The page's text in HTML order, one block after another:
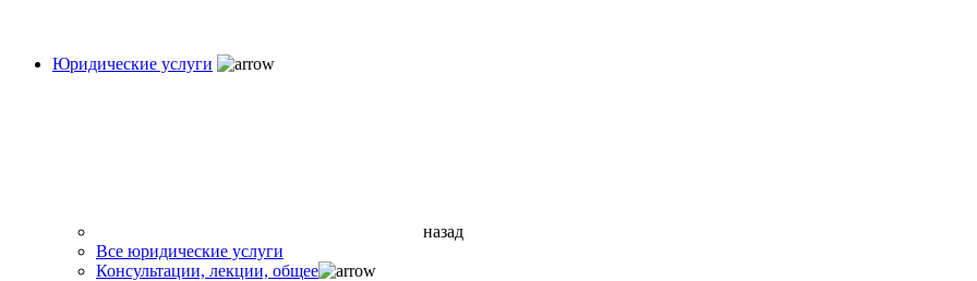
Юридические услуги
назад
Все юридические услуги
Консультации, лекции, общее